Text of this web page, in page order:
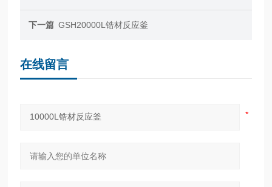
下一篇 GSH20000L锆材反应釜
在线留言